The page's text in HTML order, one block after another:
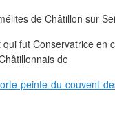
de Châtillon sur
peinte-du-couvent-